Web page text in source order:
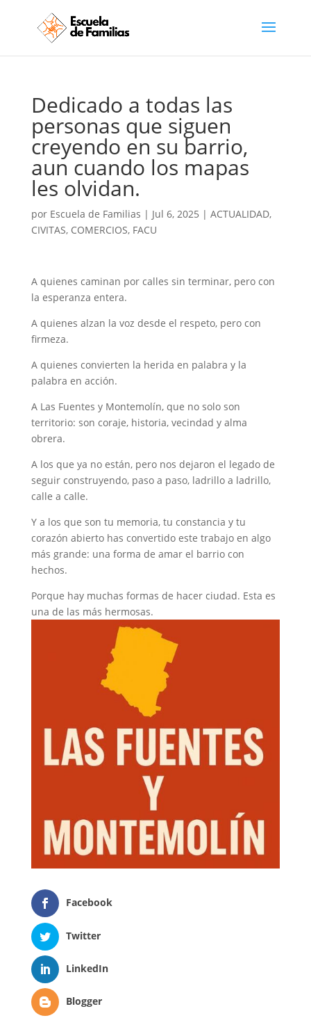
Dedicado a todas las
personas que siguen
creyendo en su barrio,
aun cuando los mapas
les olvidan.
por Escuela de Familias | Jul 6, 2025 | ACTUALIDAD,
CIVITAS, COMERCIOS, FACU
A quienes caminan por calles sin terminar, pero con
la esperanza entera.
A quienes alzan la voz desde el respeto, pero con
firmeza.
A quienes convierten la herida en palabra y la
palabra en acción.
A Las Fuentes y Montemolín, que no solo son
territorio: son coraje, historia, vecindad y alma
obrera.
A los que ya no están, pero nos dejaron el legado de
seguir construyendo, paso a paso, ladrillo a ladrillo,
calle a calle.
Y a los que son tu memoria, tu constancia y tu
corazón abierto has convertido este trabajo en algo
más grande: una forma de amar el barrio con
hechos.
Porque hay muchas formas de hacer ciudad. Esta es
una de las más hermosas.
Facebook
Twitter
LinkedIn
Blogger